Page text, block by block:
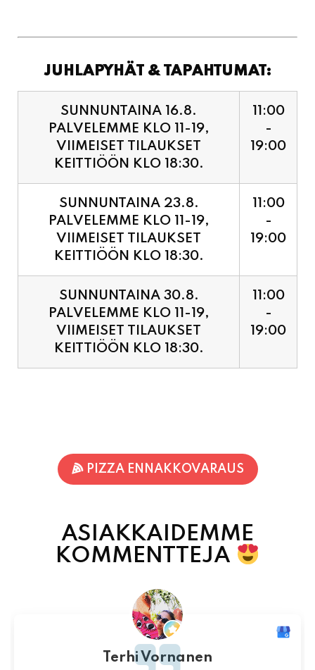
JUHLAPYHÄT & TAPAHTUMAT:
SUNNUNTAINA 16.8.
PALVELEMME KLO 11-19,
VIIMEISET TILAUKSET
KEITTIÖÖN KLO 18:30.
11:00
-
19:00
SUNNUNTAINA 23.8.
PALVELEMME KLO 11-19,
VIIMEISET TILAUKSET
KEITTIÖÖN KLO 18:30.
11:00
-
19:00
SUNNUNTAINA 30.8.
PALVELEMME KLO 11-19,
VIIMEISET TILAUKSET
KEITTIÖÖN KLO 18:30.
11:00
-
19:00
PIZZA ENNAKKOVARAUS
ASIAKKAIDEMME
KOMMENTTEJA
Terhi Vornanen